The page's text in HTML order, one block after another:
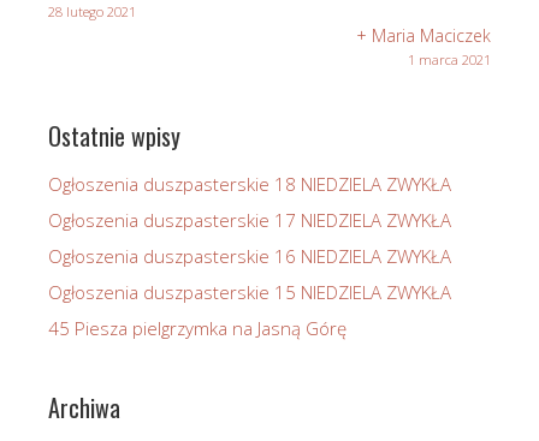
28 lutego 2021
+ Maria Maciczek
1 marca 2021
Ostatnie wpisy
Ogłoszenia duszpasterskie 18 NIEDZIELA ZWYKŁA
Ogłoszenia duszpasterskie 17 NIEDZIELA ZWYKŁA
Ogłoszenia duszpasterskie 16 NIEDZIELA ZWYKŁA
Ogłoszenia duszpasterskie 15 NIEDZIELA ZWYKŁA
45 Piesza pielgrzymka na Jasną Górę
Archiwa